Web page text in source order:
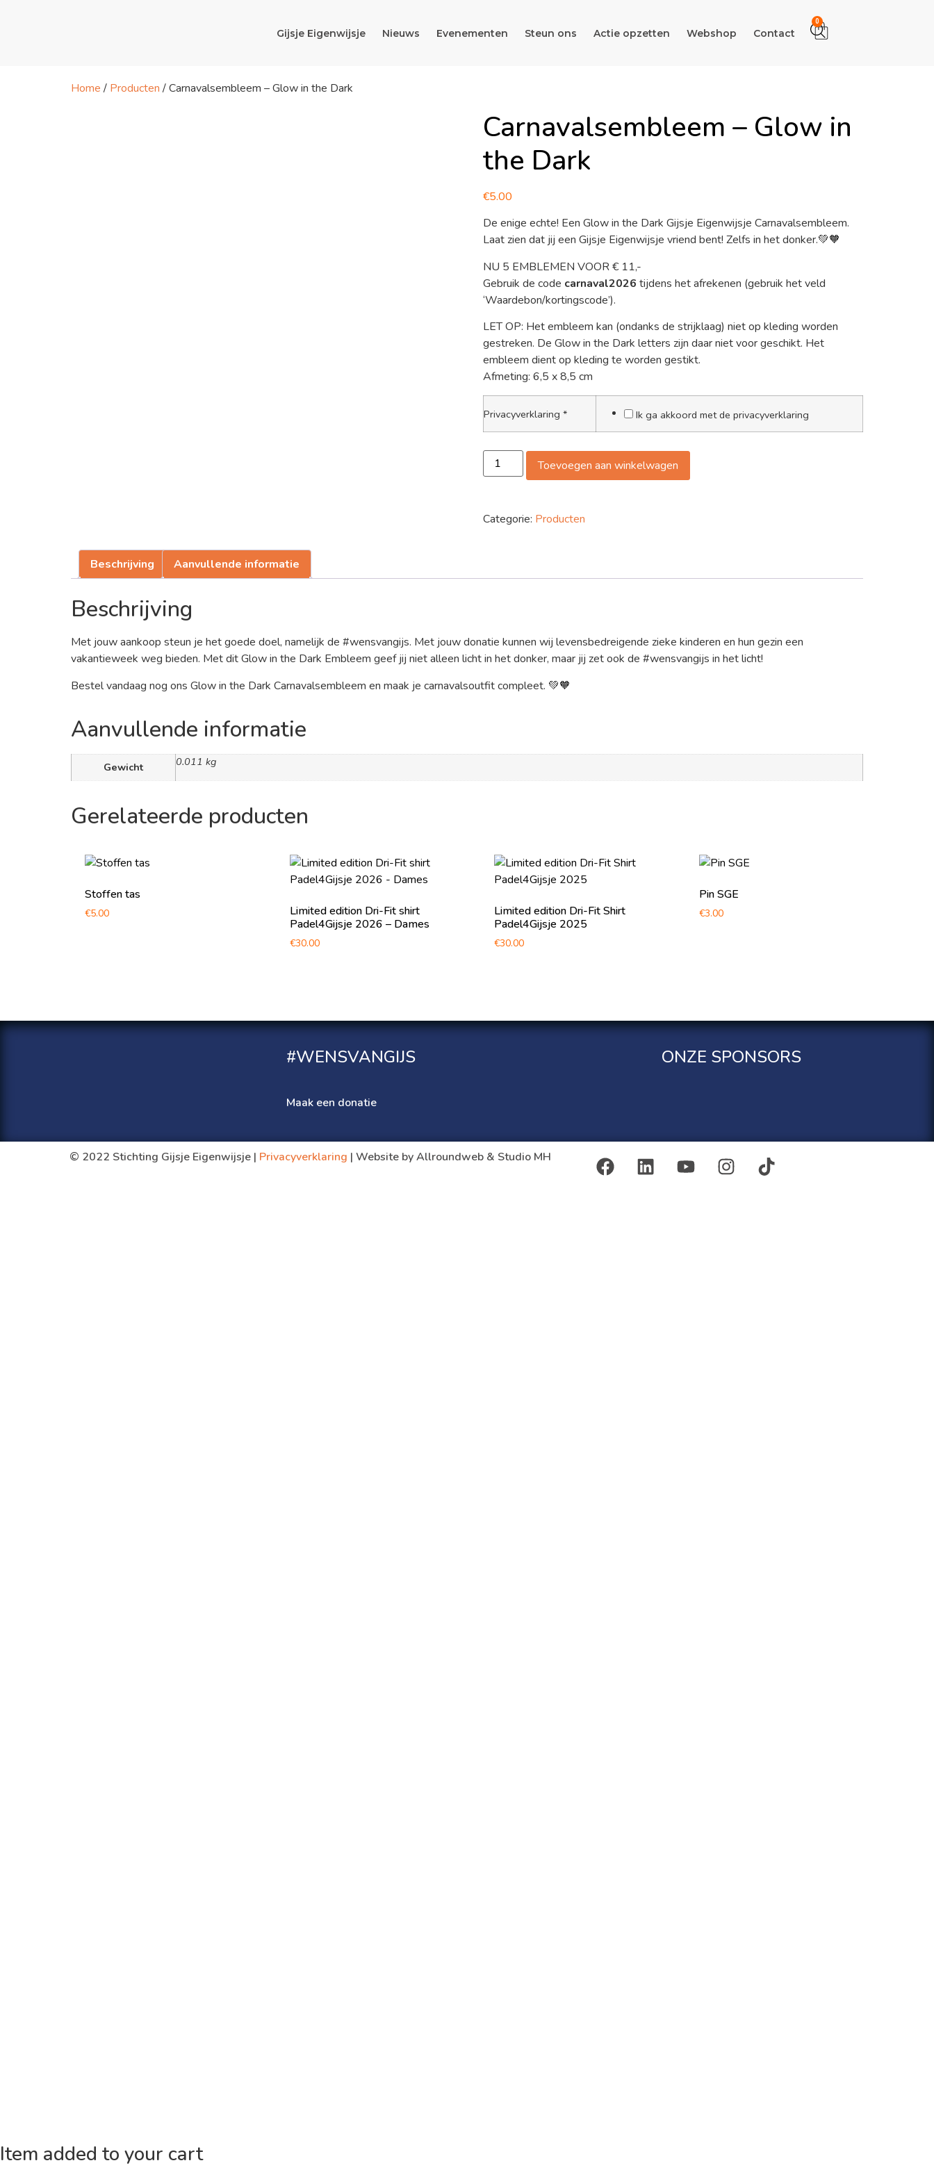
Gijsje Eigenwijsje Nieuws Evenementen Steun ons Actie opzetten Webshop Contact
0
Home / Producten / Carnavalsembleem – Glow in the Dark
Carnavalsembleem – Glow in
the Dark
€5.00
De enige echte! Een Glow in the Dark Gijsje Eigenwijsje Carnavalsembleem.
Laat zien dat jij een Gijsje Eigenwijsje vriend bent! Zelfs in het donker.💚🧡
NU 5 EMBLEMEN VOOR € 11,-
Gebruik de code carnaval2026 tijdens het afrekenen (gebruik het veld
‘Waardebon/kortingscode’).
LET OP: Het embleem kan (ondanks de strijklaag) niet op kleding worden
gestreken. De Glow in the Dark letters zijn daar niet voor geschikt. Het
embleem dient op kleding te worden gestikt.
Afmeting: 6,5 x 8,5 cm
Privacyverklaring * Ik ga akkoord met de privacyverklaring
Toevoegen aan winkelwagen
Categorie: Producten
Beschrijving Aanvullende informatie
Beschrijving
Met jouw aankoop steun je het goede doel, namelijk de #wensvangijs. Met jouw donatie kunnen wij levensbedreigende zieke kinderen en hun gezin een
vakantieweek weg bieden. Met dit Glow in the Dark Embleem geef jij niet alleen licht in het donker, maar jij zet ook de #wensvangijs in het licht!
Bestel vandaag nog ons Glow in the Dark Carnavalsembleem en maak je carnavalsoutfit compleet. 💚🧡
Aanvullende informatie
Gewicht 0.011 kg
Gerelateerde producten
Stoffen tas
€5.00
Limited edition Dri-Fit shirt
Padel4Gijsje 2026 – Dames
€30.00
Limited edition Dri-Fit Shirt
Padel4Gijsje 2025
€30.00
Pin SGE
€3.00
#WENSVANGIJS
Maak een donatie
ONZE SPONSORS
© 2022 Stichting Gijsje Eigenwijsje | Privacyverklaring | Website by Allroundweb & Studio MH
Item added to your cart